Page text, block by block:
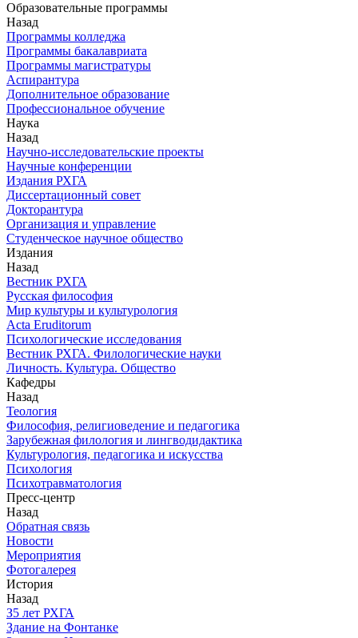
Образовательные программы
Назад
Программы колледжа
Программы бакалавриата
Программы магистратуры
Аспирантура
Дополнительное образование
Профессиональное обучение
Наука
Назад
Научно-исследовательские проекты
Научные конференции
Издания РХГА
Диссертационный совет
Докторантура
Организация и управление
Студенческое научное общество
Издания
Назад
Вестник РХГА
Русская философия
Мир культуры и культурология
Acta Eruditorum
Психологические исследования
Вестник РХГА. Филологические науки
Личность. Культура. Общество
Кафедры
Назад
Теология
Философия, религиоведение и педагогика
Зарубежная филология и лингводидактика
Культурология, педагогика и искусства
Психология
Психотравматология
Пресс-центр
Назад
Обратная связь
Новости
Мероприятия
Фотогалерея
История
Назад
З5 лет РХГА
Здание на Фонтанке